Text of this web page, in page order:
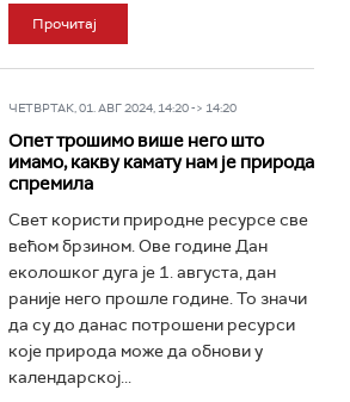
Прочитај
ЧЕТВРТАК, 01. АВГ 2024, 14:20 -> 14:20
Опет трошимо више него што
имамо, какву камату нам је природа
спремила
Свет користи природне ресурсе све
већом брзином. Ове године Дан
еколошког дуга је 1. августа, дан
раније него прошле године. То значи
да су до данас потрошени ресурси
које природа може да обнови у
календарској...